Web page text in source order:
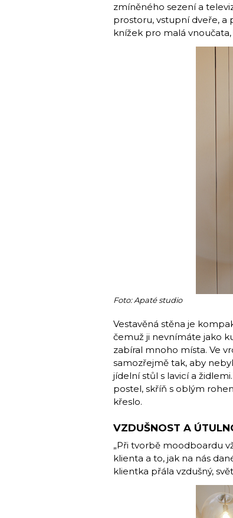
zmíněného sezení a
prostoru, vstupní dveře,
knížek pro malá vnoučata,
Foto: Apaté studio
Vestavěná stěna je
čemuž ji nevnímáte jako
zabíral mnoho místa. Ve
samozřejmě tak, aby
jídelní stůl s lavicí a
postel, skříň s oblým
křeslo.
VZDUŠNOST A
„Při tvorbě moodboardu
klienta a to, jak na nás
klientka přála vzdušný,